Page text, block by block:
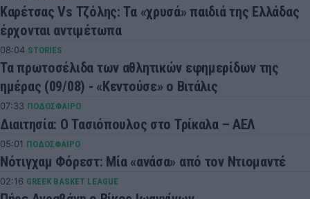
Καρέτσας Vs Τζόλης: Τα «χρυσά» παιδιά της Ελλάδας
έρχονται αντιμέτωπα
08:04 STORIES
Τα πρωτοσέλιδα των αθλητικών εφημερίδων της
ημέρας (09/08) - «Κεντούσε» ο Βιτάλις
07:33 ΠΟΔΟΣΦΑΙΡΟ
Διαιτησία: Ο Τασιόπουλος στο Τρίκαλα – ΑΕΛ
05:01 ΠΟΔΟΣΦΑΙΡΟ
Νότιγχαμ Φόρεστ: Μία «ανάσα» από τον Ντιομαντέ
02:16 GREEK BASKET LEAGUE